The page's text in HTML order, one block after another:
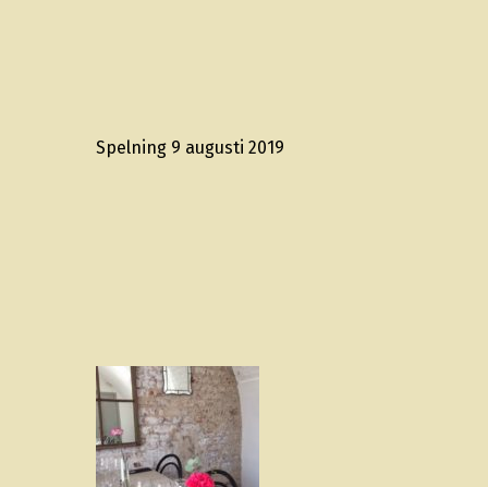
Spelning 9 augusti 2019